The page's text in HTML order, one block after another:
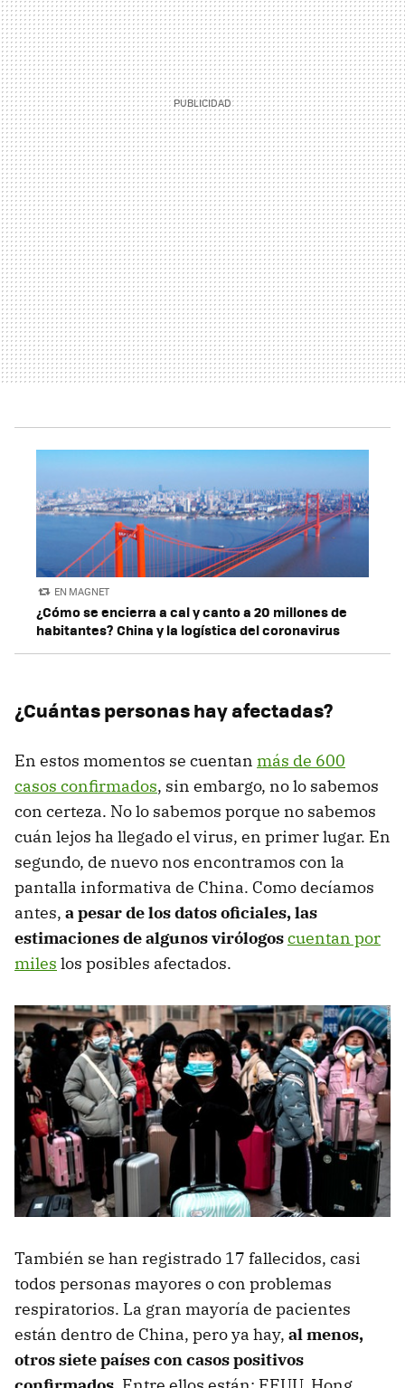
EN MAGNET
¿Cómo se encierra a cal y canto a 20 millones de
habitantes? China y la logística del coronavirus
¿Cuántas personas hay afectadas?
En estos momentos se cuentan más de 600
casos confirmados, sin embargo, no lo sabemos
con certeza. No lo sabemos porque no sabemos
cuán lejos ha llegado el virus, en primer lugar. En
segundo, de nuevo nos encontramos con la
pantalla informativa de China. Como decíamos
antes, a pesar de los datos oficiales, las
estimaciones de algunos virólogoscuentan por
miles los posibles afectados.
También se han registrado 17 fallecidos, casi
todos personas mayores o con problemas
respiratorios. La gran mayoría de pacientes
están dentro de China, pero ya hay, al menos,
otros siete países con casos positivos